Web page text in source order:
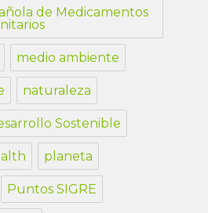
de Medicamentos
medio ambiente
naturaleza
Sostenible
planeta
Puntos SIGRE